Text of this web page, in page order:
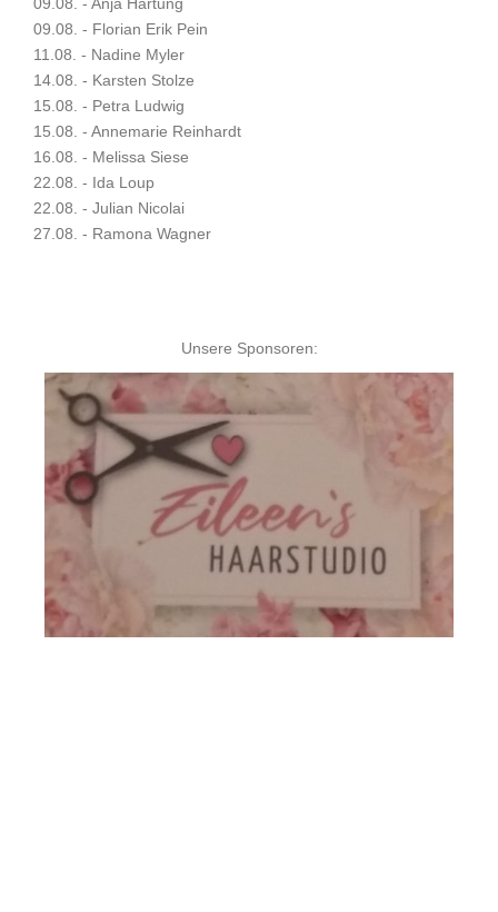
09.08. - Florian Erik Pein
11.08. - Nadine Myler
14.08. - Karsten Stolze
15.08. - Petra Ludwig
15.08. - Annemarie Reinhardt
16.08. - Melissa Siese
22.08. - Ida Loup
22.08. - Julian Nicolai
27.08. - Ramona Wagner
Unsere Sponsoren: